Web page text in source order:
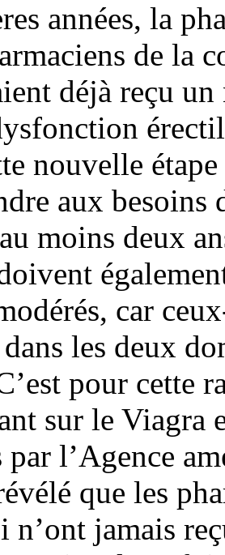
années, la
de la
déjà reçu
nouvelle
aux besoins
moins deux
car
les deux
pour cette
sur le Viagra
l’Agence
que les
n’ont jamais